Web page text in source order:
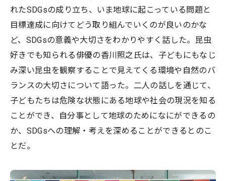
れたSDGsの成り立ち、いま地球に起こっている問題と
目標達成に向けてどう取り組んでいくのが良いのかな
ど、SDGsの意義や大切さをわかりやすく話した。昆虫
好きでも知られる俳優の香川照之氏は、子どもにもなじ
み深い昆虫を観察することで見えてくる環境や自然のバ
ランスの大切さについて語った。二人の話しを通じて、
子どもたちは危険な状態にある地球や社会の現況を知る
ことができ、自分事として地球のためになにができるの
か、SDGsへの理解・考えを深めることができるとのこ
とだ。